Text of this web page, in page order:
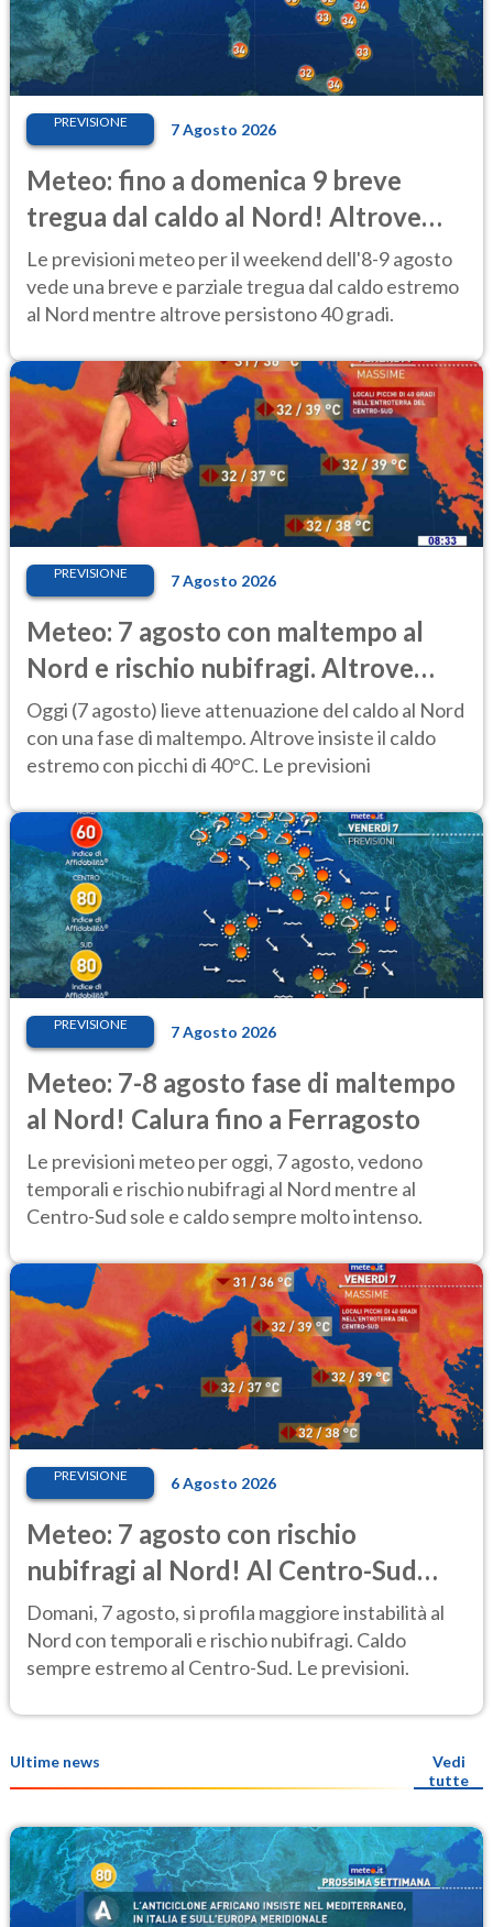
PREVISIONE 7 Agosto 2026
Meteo: fino a domenica 9 breve
tregua dal caldo al Nord! Altrove
calura e afa
Le previsioni meteo per il weekend dell'8-9 agosto
vede una breve e parziale tregua dal caldo estremo
al Nord mentre altrove persistono 40 gradi.
PREVISIONE 7 Agosto 2026
Meteo: 7 agosto con maltempo al
Nord e rischio nubifragi. Altrove
caldo estremo
Oggi (7 agosto) lieve attenuazione del caldo al Nord
con una fase di maltempo. Altrove insiste il caldo
estremo con picchi di 40°C. Le previsioni
PREVISIONE 7 Agosto 2026
Meteo: 7-8 agosto fase di maltempo
al Nord! Calura fino a Ferragosto
Le previsioni meteo per oggi, 7 agosto, vedono
temporali e rischio nubifragi al Nord mentre al
Centro-Sud sole e caldo sempre molto intenso.
PREVISIONE 6 Agosto 2026
Meteo: 7 agosto con rischio
nubifragi al Nord! Al Centro-Sud
caldo estremo
Domani, 7 agosto, si profila maggiore instabilità al
Nord con temporali e rischio nubifragi. Caldo
sempre estremo al Centro-Sud. Le previsioni.
Ultime news
Vedi
tutte